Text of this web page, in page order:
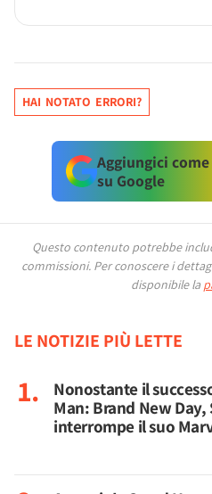
HAI NOTATO ERRORI?
Aggiungici
su Google
Questo contenuto potrebbe
commissioni. Per conoscere i
disponibile la
LE NOTIZIE PIÙ LETTE
Nonostante il
Man: Brand New Day,
interrompe il suo